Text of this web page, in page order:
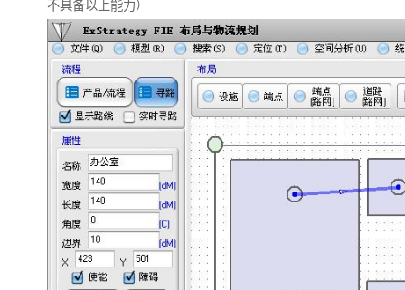
不具备以上能力）